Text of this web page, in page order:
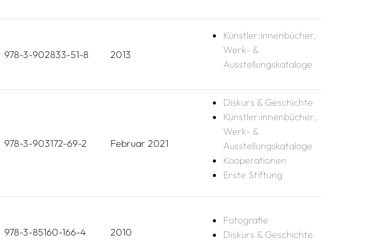
978-3-902833-51-8 2013
Künstler:innenbücher,
Werk- &
Ausstellungskataloge
978-3-903172-69-2 Februar 2021
Diskurs & Geschichte
Künstler:innenbücher,
Werk- &
Ausstellungskataloge
Kooperationen
Erste Stiftung
978-3-85160-166-4 2010
Fotografie
Diskurs & Geschichte